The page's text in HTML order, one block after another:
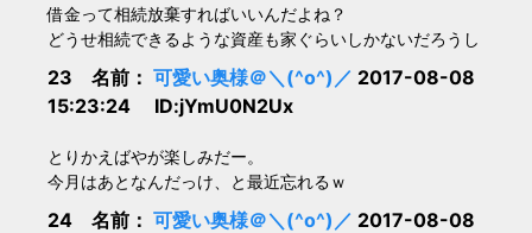
借金って相続放棄すればいいんだよね？
どうせ相続できるような資産も家ぐらいしかないだろうし
23 名前： 可愛い奥様＠＼(^o^)／ 2017-08-08
15:23:24 ID:jYmU0N2Ux
とりかえばやが楽しみだー。
今月はあとなんだっけ、と最近忘れるｗ
24 名前： 可愛い奥様＠＼(^o^)／ 2017-08-08